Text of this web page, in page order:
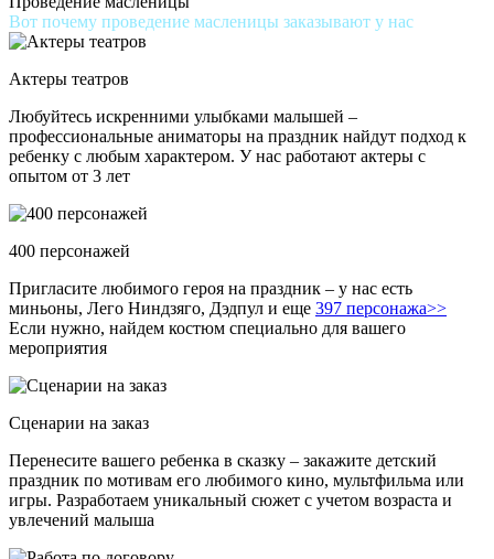
Вот почему проведение масленицы заказывают у нас
Актеры театров
Любуйтесь искренними улыбками малышей –
профессиональные аниматоры на праздник найдут подход к
ребенку с любым характером. У нас работают актеры с
опытом от 3 лет
400 персонажей
Пригласите любимого героя на праздник – у нас есть
миньоны, Лего Ниндзяго, Дэдпул и еще 397 персонажа>>
Если нужно, найдем костюм специально для вашего
мероприятия
Сценарии на заказ
Перенесите вашего ребенка в сказку – закажите детский
праздник по мотивам его любимого кино, мультфильма или
игры. Разработаем уникальный сюжет с учетом возраста и
увлечений малыша